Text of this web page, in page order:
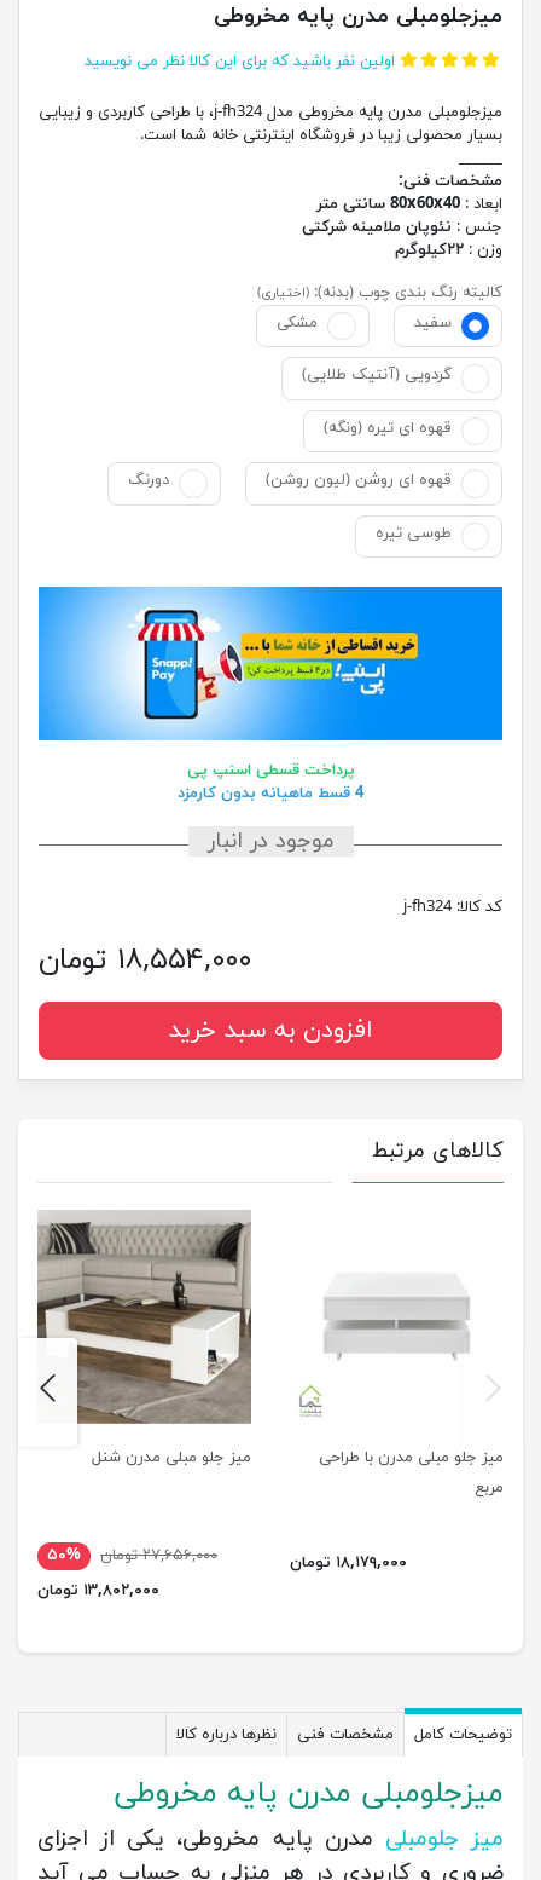
میزجلومبلی مدرن پایه مخروطی
اولین نفر باشید که برای این کالا نظر می نویسید
میزجلومبلی مدرن پایه مخروطی مدل j-fh324، با طراحی کاربردی و زیبایی
بسیار محصولی زیبا در فروشگاه اینترنتی خانه شما است.
______
مشخصات فنی:
ابعاد : 80x60x40 سانتی متر
جنس : نئوپان ملامینه شرکتی
وزن : ۲۲کیلوگرم
کالیته رنگ بندی چوب (بدنه): (اختیاری)
سفید مشکی
گردویی (آنتیک طلایی)
قهوه ای تیره (ونگه)
قهوه ای روشن (لیون روشن) دورنگ
طوسی تیره
پرداخت قسطی اسنپ پی
4 قسط ماهیانه بدون کارمزد
موجود در انبار
کد کالا: j-fh324
۱۸,۵۵۴,۰۰۰ تومان
افزودن به سبد خرید
کالاهای مرتبط
میز جلو مبلی مدرن با طراحی
مربع
۱۸,۱۷۹,۰۰۰ تومان
میز جلو مبلی مدرن شنل
۲۷,۶۵۶,۰۰۰ تومان
۵۰%
۱۳,۸۰۲,۰۰۰ تومان
previus
توضیحات کامل مشخصات فنی نظرها درباره کالا
میزجلومبلی مدرن پایه مخروطی
میز جلومبلی مدرن پایه مخروطی، یکی از اجزای
ضروری و کاربردی در هر منزلی به حساب می آید